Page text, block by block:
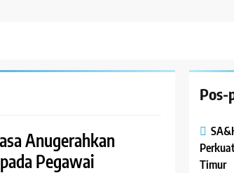
Anugerahkan
Pegawai
Pos-
Timur